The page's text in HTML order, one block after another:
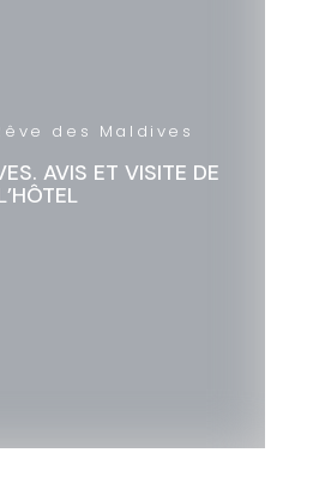
des Maldives
AVIS ET VISITE DE